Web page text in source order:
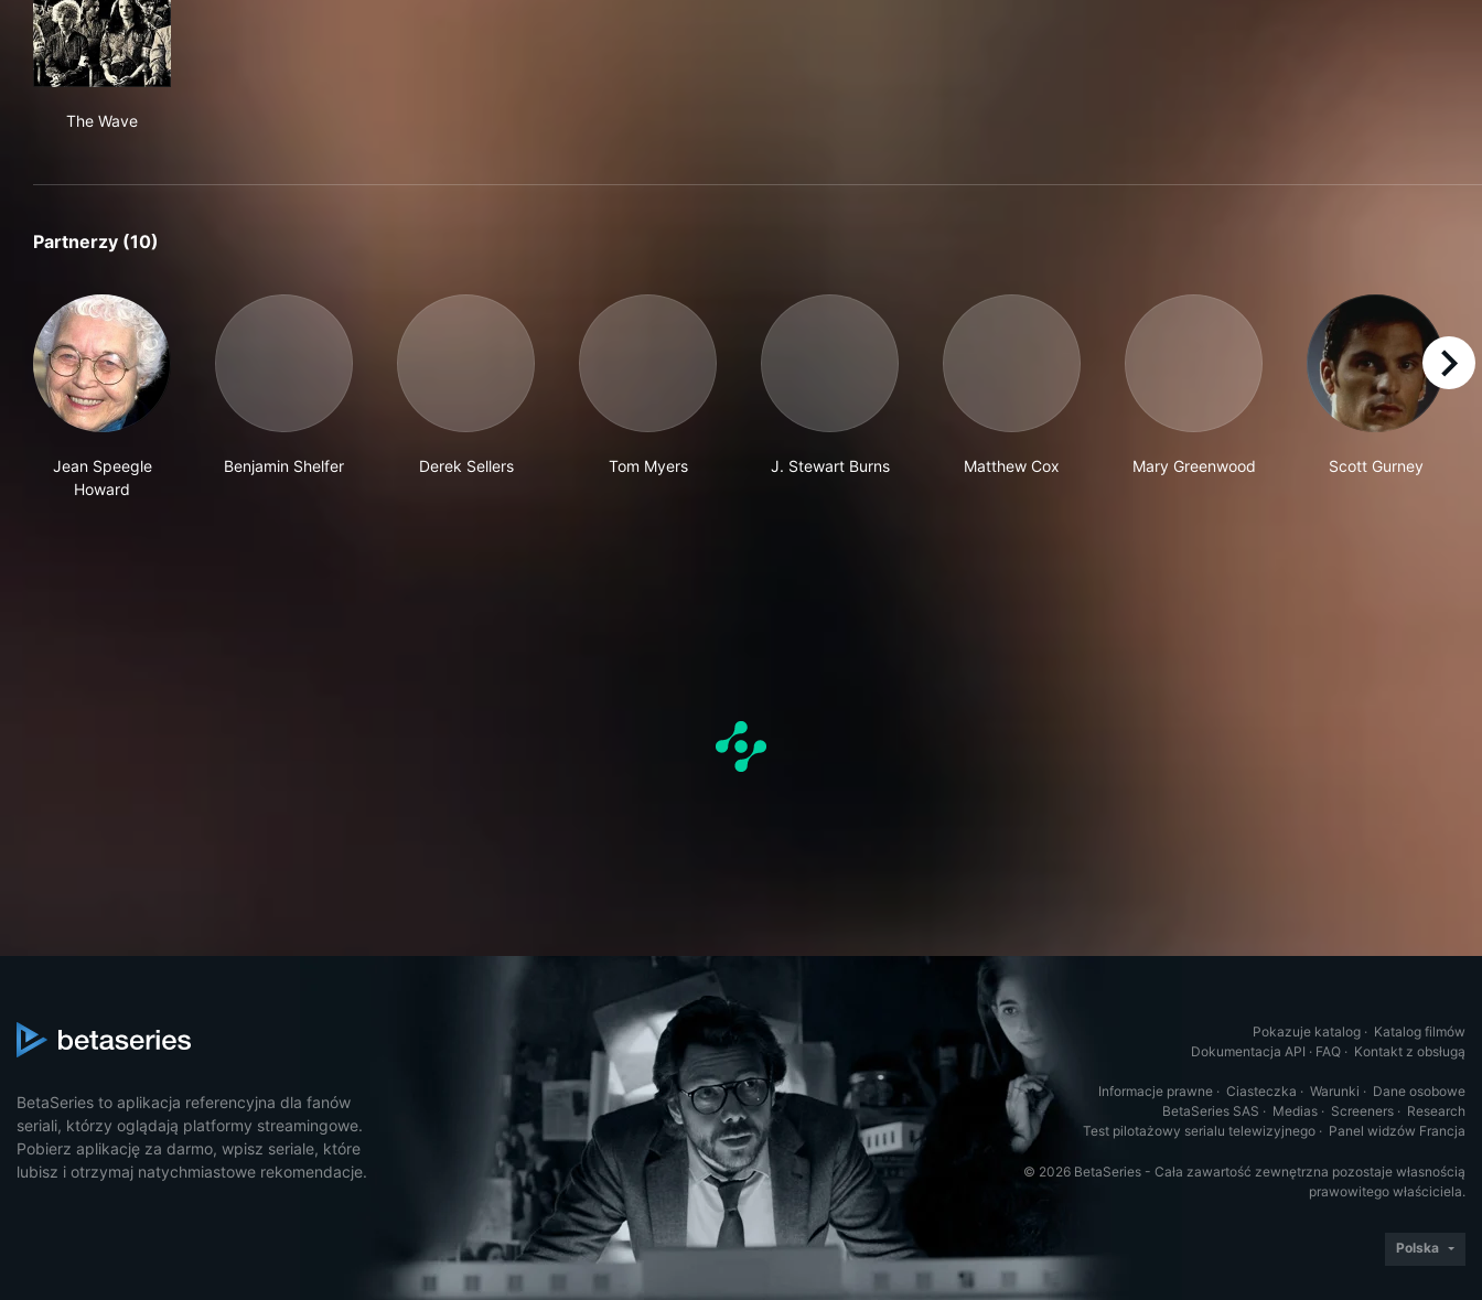
The Wave
Partnerzy (10)
Jean Speegle
Howard
Benjamin Shelfer Derek Sellers Tom Myers J. Stewart Burns Matthew Cox Mary Greenwood Scott Gurney
right
BetaSeries to aplikacja referencyjna dla fanów
seriali, którzy oglądają platformy streamingowe.
Pobierz aplikację za darmo, wpisz seriale, które
lubisz i otrzymaj natychmiastowe rekomendacje.
Pokazuje katalog · Katalog filmów
Dokumentacja API · FAQ · Kontakt z obsługą
Informacje prawne · Ciasteczka · Warunki · Dane osobowe
BetaSeries SAS · Medias · Screeners · Research
Test pilotażowy serialu telewizyjnego · Panel widzów Francja
© 2026 BetaSeries - Cała zawartość zewnętrzna pozostaje własnością
prawowitego właściciela.
Polska